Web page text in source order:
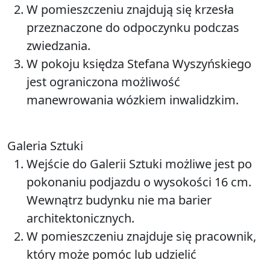
W pomieszczeniu znajdują się krzesła
przeznaczone do odpoczynku podczas
zwiedzania.
W pokoju księdza Stefana Wyszyńskiego
jest ograniczona możliwość
manewrowania wózkiem inwalidzkim.
Galeria Sztuki
Wejście do Galerii Sztuki możliwe jest po
pokonaniu podjazdu o wysokości 16 cm.
Wewnątrz budynku nie ma barier
architektonicznych.
W pomieszczeniu znajduje się pracownik,
który może pomóc lub udzielić